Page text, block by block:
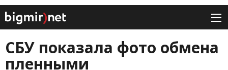
СБУ показала фото обмена
пленными